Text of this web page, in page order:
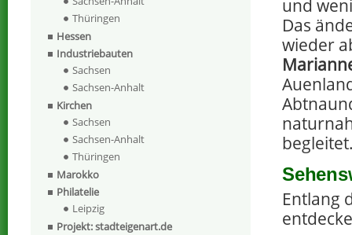
und
Das
wieder
Entlang
Thüringen
Hessen
Industriebauten
Sachsen
Sachsen-Anhalt
Kirchen
Sachsen
Sachsen-Anhalt
Thüringen
Marokko
Philatelie
Leipzig
Projekt: stadteigenart.de